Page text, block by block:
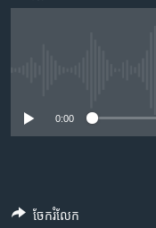
ម្តង
រចនា
ចូល​
កម្មវិធីទាំងអស់
បណ្តាញ​សង្គម
0:00
ចែករំលែក